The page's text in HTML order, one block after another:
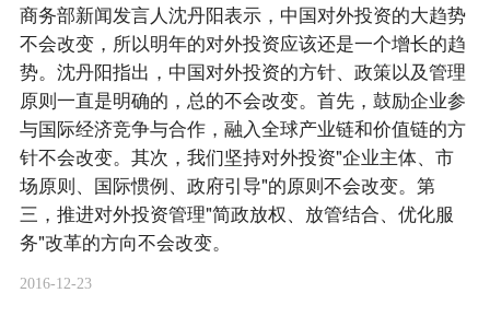
商务部新闻发言人沈丹阳表示，中国对外投资的大趋势
不会改变，所以明年的对外投资应该还是一个增长的趋
势。沈丹阳指出，中国对外投资的方针、政策以及管理
原则一直是明确的，总的不会改变。首先，鼓励企业参
与国际经济竞争与合作，融入全球产业链和价值链的方
针不会改变。其次，我们坚持对外投资"企业主体、市
场原则、国际惯例、政府引导"的原则不会改变。第
三，推进对外投资管理"简政放权、放管结合、优化服
务"改革的方向不会改变。
2016-12-23